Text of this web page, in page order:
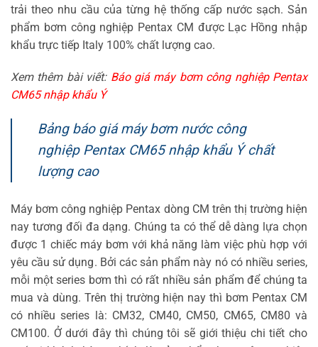
trải theo nhu cầu của từng hệ thống cấp nước sạch. Sản
phẩm bơm công nghiệp Pentax CM được Lạc Hồng nhập
khẩu trực tiếp Italy 100% chất lượng cao.
Xem thêm bài viết: Báo giá máy bơm công nghiệp Pentax
CM65 nhập khẩu Ý
Bảng báo giá máy bơm nước công
nghiệp Pentax CM65 nhập khẩu Ý chất
lượng cao
Máy bơm công nghiệp Pentax dòng CM trên thị trường hiện
nay tương đối đa dạng. Chúng ta có thể dễ dàng lựa chọn
được 1 chiếc máy bơm với khả năng làm việc phù hợp với
yêu cầu sử dụng. Bởi các sản phẩm này nó có nhiều series,
mỗi một series bơm thì có rất nhiều sản phẩm để chúng ta
mua và dùng. Trên thị trường hiện nay thì bơm Pentax CM
có nhiều series là: CM32, CM40, CM50, CM65, CM80 và
CM100. Ở dưới đây thì chúng tôi sẽ giới thiệu chi tiết cho